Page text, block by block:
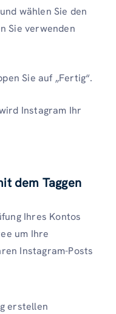
wählen Sie den
Sie verwenden
Sie auf „Fertig“.
Instagram Ihr
dem Taggen
Ihres Kontos
um Ihre
Instagram-Posts
erstellen